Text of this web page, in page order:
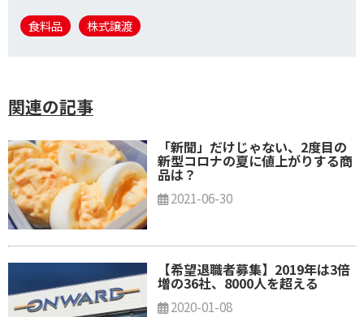
食料品 株式譲渡
関連の記事
「新聞」だけじゃない、2度目の
新型コロナの夏に値上がりする商
品は？
2021-06-30
【希望退職者募集】2019年は3倍
増の36社、8000人を超える
2020-01-08